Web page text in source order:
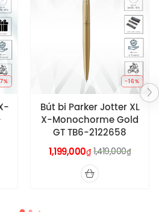
Bút bi Parker Jotter XL
X-Monochorme Gold
GT TB6-2122658
1,419,000₫
1,199,000₫
-16%